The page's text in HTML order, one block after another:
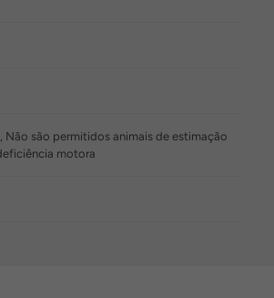
Não são permitidos animais de estimação
motora